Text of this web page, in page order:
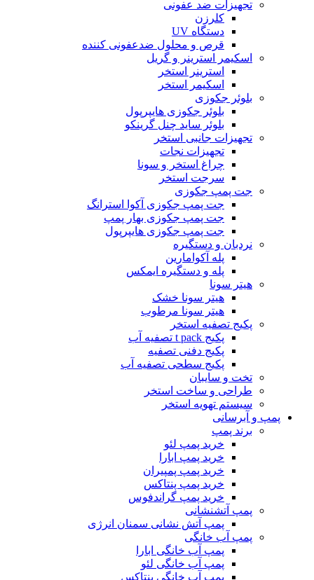
تجهیزات ضد عفونی
کلرزن
دستگاه UV
قرص و محلول ضدعفونی کننده
اسکیمر استرینر و گریل
استرینر استخر
اسکیمر استخر
بلوئر جکوزی
بلوئر جکوزی هایپرپول
بلوئر ساید چنل گرینکو
تجهیزات جانبی استخر
تجهیزات نجات
چراغ استخر و سونا
سرجت استخر
جت پمپ جکوزی
جت پمپ جکوزی آکوا استرانگ
جت پمپ جکوزی بهار پمپ
جت پمپ جکوزی هایپرپول
نردبان و دستگیره
پله آکوامارین
پله و دستگیره ایمکس
هیتر سونا
هیتر سونا خشک
هیتر سونا مرطوب
پکیج تصفیه استخر
پکیج t pack تصفیه آب
پکیج دفنی تصفیه
پکیج سطحی تصفیه آب
تخت و سایبان
طراحی و ساخت استخر
سیستم تهویه استخر
پمپ و آبرسانی
برند پمپ
خرید پمپ لئو
خرید پمپ ابارا
خرید پمپ پمپیران
خرید پمپ پنتاکس
خرید پمپ گراندفوس
پمپ آتشنشانی
پمپ آتش نشانی سمنان انرژی
پمپ آب خانگی
پمپ آب خانگی ابارا
پمپ آب خانگی لئو
پمپ آب خانگی پنتاکس